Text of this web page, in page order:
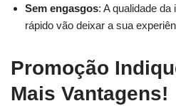
Sem engasgos: A qualidade
rápido vão deixar a sua
Promoção
Mais Vantagens!